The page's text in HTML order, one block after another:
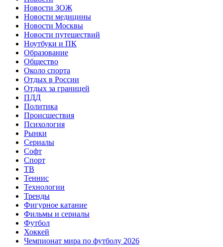
Новости ЗОЖ
Новости медицины
Новости Москвы
Новости путешествий
Ноутбуки и ПК
Образование
Общество
Около спорта
Отдых в России
Отдых за границей
ПДД
Политика
Происшествия
Психология
Рынки
Сериалы
Софт
Спорт
ТВ
Теннис
Технологии
Тренды
Фигурное катание
Фильмы и сериалы
Футбол
Хоккей
Чемпионат мира по футболу 2026